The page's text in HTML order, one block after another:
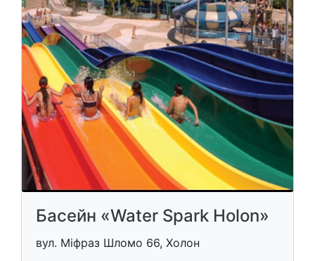
Басейн «Water Spark Holon»
вул. Міфраз Шломо 66, Холон